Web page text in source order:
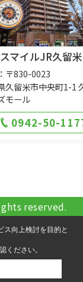
マイルJR久留
〒830-0023
久留米市中央町1-1
モール
0942-50-
reserved.
ス向上検討を目的と
ください。